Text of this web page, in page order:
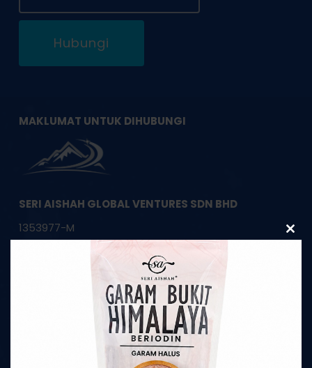
Hubungi
MAKLUMAT UNTUK DIHUBUNGI
SERI AISHAH GLOBAL VENTURES SDN BHD
1353977-M
HQ Pembekal Garam Bukit Asli Himalaya
22, Jalan Apollo U5/191,
Bandar Pinggiran Subang,
40150 Shah Alam, Selangor
+603-7734 3770